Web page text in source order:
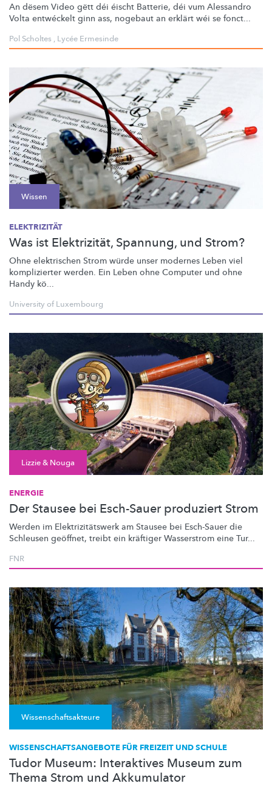
An dësem Video gëtt déi éischt Batterie, déi vum Alessandro
Volta entwéckelt ginn ass, nogebaut an erklärt wéi se fonct...
Pol Scholtes , Lycée Ermesinde
Wissen
ELEKTRIZITÄT
Was ist Elektrizität, Spannung, und Strom?
Ohne elektrischen Strom würde unser modernes Leben viel
komplizierter werden. Ein Leben ohne Computer und ohne
Handy kö...
University of Luxembourg
Lizzie & Nouga
ENERGIE
Der Stausee bei Esch-Sauer produziert Strom
Werden im Elektrizitätswerk am Stausee bei Esch-Sauer die
Schleusen geöffnet, treibt ein kräftiger Wasserstrom eine Tur...
FNR
Wissenschaftsakteure
WISSENSCHAFTSANGEBOTE FÜR FREIZEIT UND SCHULE
Tudor Museum: Interaktives Museum zum
Thema Strom und Akkumulator